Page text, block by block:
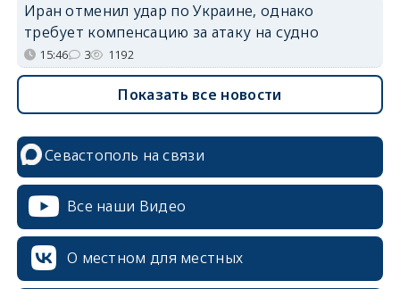
Иран отменил удар по Украине, однако
требует компенсацию за атаку на судно
15:46 3 1192
Показать все новости
Севастополь на связи
Все наши Видео
О местном для местных